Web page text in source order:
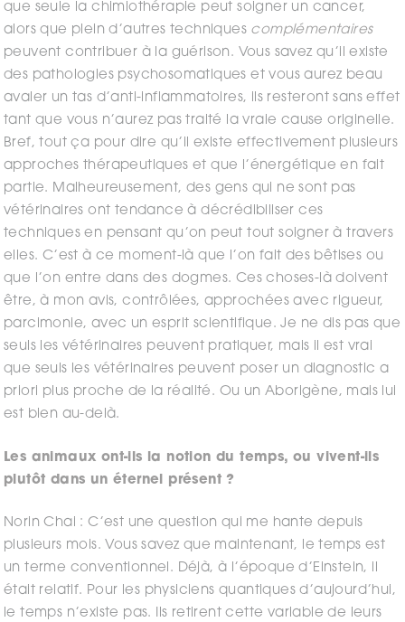
que seule la chimiothérapie peut soigner un cancer,
alors que plein d’autres techniques complémentaires
peuvent contribuer à la guérison. Vous savez qu’il existe
des pathologies psychosomatiques et vous aurez beau
avaler un tas d’anti-inflammatoires, ils resteront sans effet
tant que vous n’aurez pas traité la vraie cause originelle.
Bref, tout ça pour dire qu’il existe effectivement plusieurs
approches thérapeutiques et que l’énergétique en fait
partie. Malheureusement, des gens qui ne sont pas
vétérinaires ont tendance à décrédibiliser ces
techniques en pensant qu’on peut tout soigner à travers
elles. C’est à ce moment-là que l’on fait des bêtises ou
que l’on entre dans des dogmes. Ces choses-là doivent
être, à mon avis, contrôlées, approchées avec rigueur,
parcimonie, avec un esprit scientifique. Je ne dis pas que
seuls les vétérinaires peuvent pratiquer, mais il est vrai
que seuls les vétérinaires peuvent poser un diagnostic a
priori plus proche de la réalité. Ou un Aborigène, mais lui
est bien au-delà.
Les animaux ont-ils la notion du temps, ou vivent-ils
plutôt dans un éternel présent ?
Norin Chai : C’est une question qui me hante depuis
plusieurs mois. Vous savez que maintenant, le temps est
un terme conventionnel. Déjà, à l’époque d’Einstein, il
était relatif. Pour les physiciens quantiques d’aujourd’hui,
le temps n’existe pas. Ils retirent cette variable de leurs